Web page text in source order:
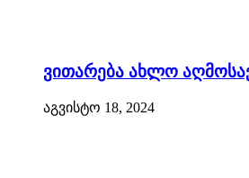
ვითარება ახლო
აგვისტო 18, 2024